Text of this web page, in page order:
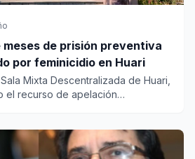
meses de prisión preventiva
por feminicidio en Huari
Mixta Descentralizada de Huari,
el recurso de apelación